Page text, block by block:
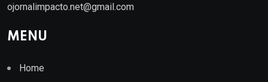
ojornalimpacto.net@gmail.com
MENU
Home